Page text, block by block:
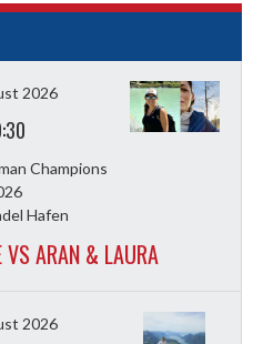
2026
Champions
Hafen
VS ARAN & LAURA
2026